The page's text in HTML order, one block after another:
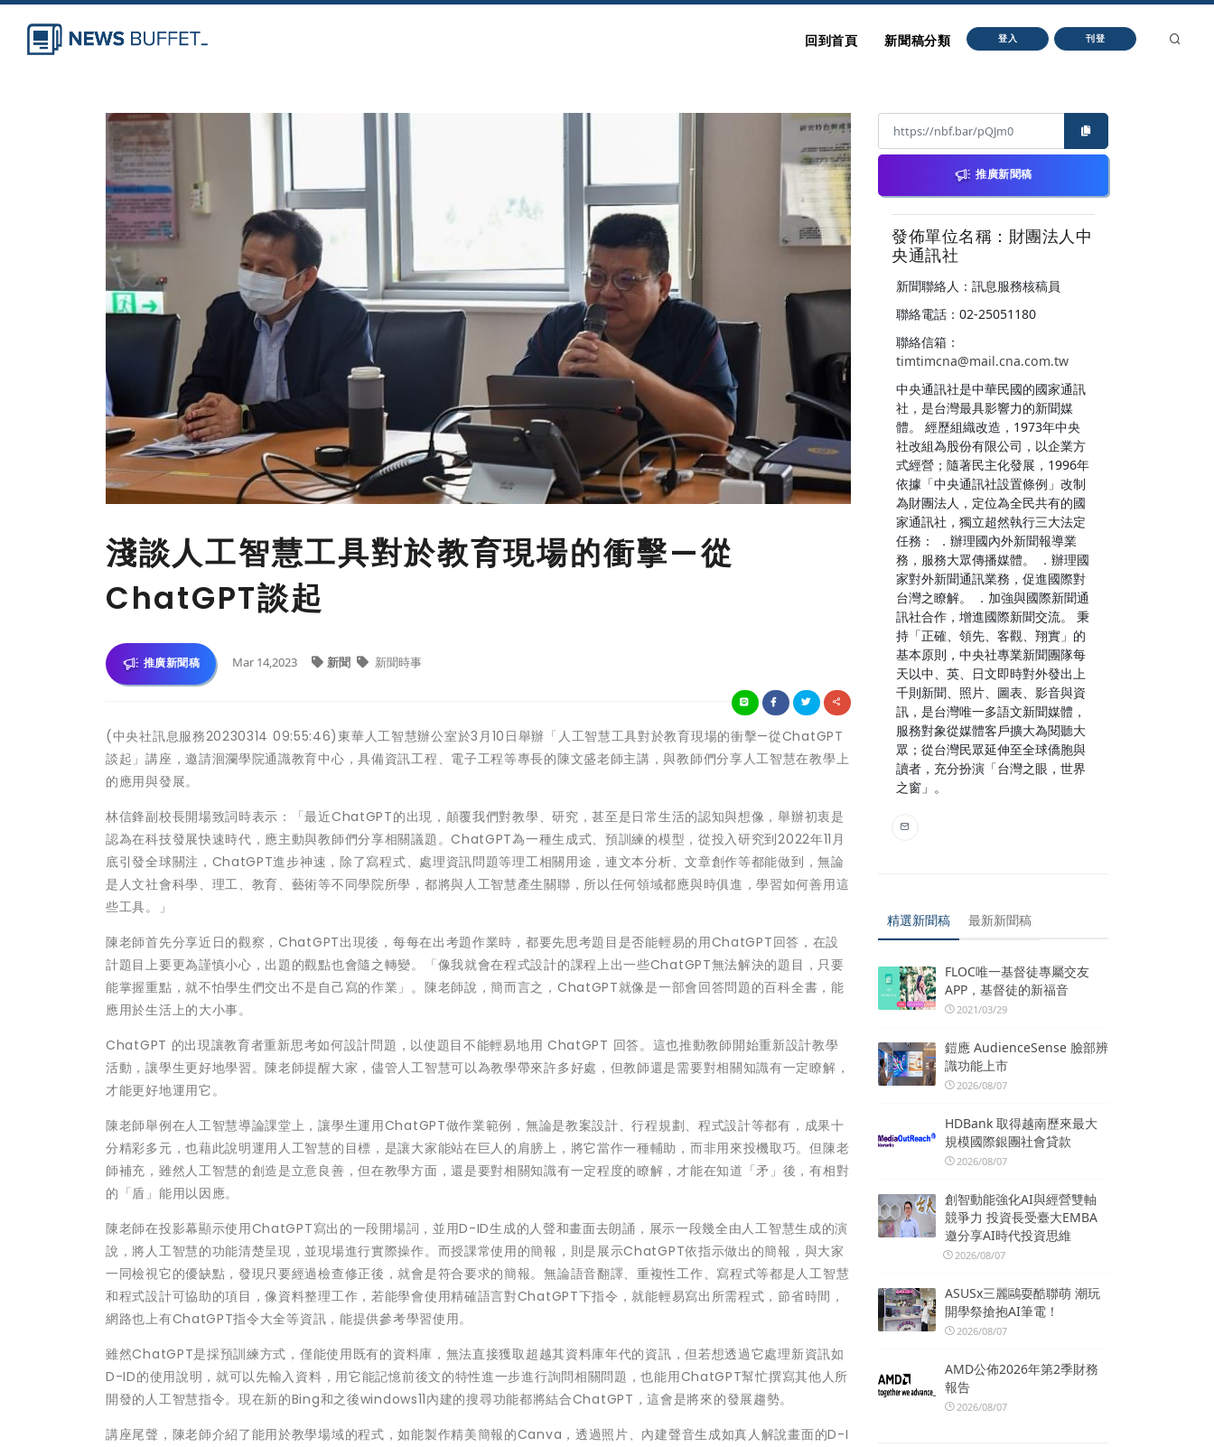
回到首頁 新聞稿分類 登入 刊登
淺談人工智慧工具對於教育現場的衝擊—從
ChatGPT談起
推廣新聞稿 Mar 14,2023 新聞 新聞時事
(中央社訊息服務20230314 09:55:46)東華人工智慧辦公室於3月10日舉辦「人工智慧工具對於教育現場的衝擊—從ChatGPT
談起」講座，邀請洄瀾學院通識教育中心，具備資訊工程、電子工程等專長的陳文盛老師主講，與教師們分享人工智慧在教學上
的應用與發展。
林信鋒副校長開場致詞時表示：「最近ChatGPT的出現，顛覆我們對教學、研究，甚至是日常生活的認知與想像，舉辦初衷是
認為在科技發展快速時代，應主動與教師們分享相關議題。ChatGPT為一種生成式、預訓練的模型，從投入研究到2022年11月
底引發全球關注，ChatGPT進步神速，除了寫程式、處理資訊問題等理工相關用途，連文本分析、文章創作等都能做到，無論
是人文社會科學、理工、教育、藝術等不同學院所學，都將與人工智慧產生關聯，所以任何領域都應與時俱進，學習如何善用這
些工具。」
陳老師首先分享近日的觀察，ChatGPT出現後，每每在出考題作業時，都要先思考題目是否能輕易的用ChatGPT回答，在設
計題目上要更為謹慎小心，出題的觀點也會隨之轉變。「像我就會在程式設計的課程上出一些ChatGPT無法解決的題目，只要
能掌握重點，就不怕學生們交出不是自己寫的作業」。陳老師說，簡而言之，ChatGPT就像是一部會回答問題的百科全書，能
應用於生活上的大小事。
ChatGPT 的出現讓教育者重新思考如何設計問題，以使題目不能輕易地用 ChatGPT 回答。這也推動教師開始重新設計教學
活動，讓學生更好地學習。陳老師提醒大家，儘管人工智慧可以為教學帶來許多好處，但教師還是需要對相關知識有一定瞭解，
才能更好地運用它。
陳老師舉例在人工智慧導論課堂上，讓學生運用ChatGPT做作業範例，無論是教案設計、行程規劃、程式設計等都有，成果十
分精彩多元，也藉此說明運用人工智慧的目標，是讓大家能站在巨人的肩膀上，將它當作一種輔助，而非用來投機取巧。但陳老
師補充，雖然人工智慧的創造是立意良善，但在教學方面，還是要對相關知識有一定程度的瞭解，才能在知道「矛」後，有相對
的「盾」能用以因應。
陳老師在投影幕顯示使用ChatGPT寫出的一段開場詞，並用D-ID生成的人聲和畫面去朗誦，展示一段幾全由人工智慧生成的演
說，將人工智慧的功能清楚呈現，並現場進行實際操作。而授課常使用的簡報，則是展示ChatGPT依指示做出的簡報，與大家
一同檢視它的優缺點，發現只要經過檢查修正後，就會是符合要求的簡報。無論語音翻譯、重複性工作、寫程式等都是人工智慧
和程式設計可協助的項目，像資料整理工作，若能學會使用精確語言對ChatGPT下指令，就能輕易寫出所需程式，節省時間，
網路也上有ChatGPT指令大全等資訊，能提供參考學習使用。
雖然ChatGPT是採預訓練方式，僅能使用既有的資料庫，無法直接獲取超越其資料庫年代的資訊，但若想透過它處理新資訊如
D-ID的使用說明，就可以先輸入資料，用它能記憶前後文的特性進一步進行詢問相關問題，也能用ChatGPT幫忙撰寫其他人所
開發的人工智慧指令。現在新的Bing和之後windows11內建的搜尋功能都將結合ChatGPT，這會是將來的發展趨勢。
講座尾聲，陳老師介紹了能用於教學場域的程式，如能製作精美簡報的Canva，透過照片、內建聲音生成如真人解說畫面的D-I
推廣新聞稿
發佈單位名稱：財團法人中
央通訊社
新聞聯絡人：訊息服務核稿員
聯絡電話：02-25051180
聯絡信箱：
timtimcna@mail.cna.com.tw
中央通訊社是中華民國的國家通訊
社，是台灣最具影響力的新聞媒
體。 經歷組織改造，1973年中央
社改組為股份有限公司，以企業方
式經營；隨著民主化發展，1996年
依據「中央通訊社設置條例」改制
為財團法人，定位為全民共有的國
家通訊社，獨立超然執行三大法定
任務： ．辦理國內外新聞報導業
務，服務大眾傳播媒體。 ．辦理國
家對外新聞通訊業務，促進國際對
台灣之瞭解。 ．加強與國際新聞通
訊社合作，增進國際新聞交流。 秉
持「正確、領先、客觀、翔實」的
基本原則，中央社專業新聞團隊每
天以中、英、日文即時對外發出上
千則新聞、照片、圖表、影音與資
訊，是台灣唯一多語文新聞媒體，
服務對象從媒體客戶擴大為閱聽大
眾；從台灣民眾延伸至全球僑胞與
讀者，充分扮演「台灣之眼，世界
之窗」。
精選新聞稿 最新新聞稿
FLOC唯一基督徒專屬交友
APP，基督徒的新福音
2021/03/29
鎧應 AudienceSense 臉部辨
識功能上市
2026/08/07
HDBank 取得越南歷來最大
規模國際銀團社會貸款
2026/08/07
創智動能強化AI與經營雙軸
競爭力 投資長受臺大EMBA
邀分享AI時代投資思維
2026/08/07
ASUSx三麗鷗耍酷聯萌 潮玩
開學祭搶抱AI筆電！
2026/08/07
AMD公佈2026年第2季財務
報告
2026/08/07